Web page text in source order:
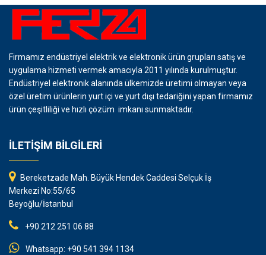
Firmamız endüstriyel elektrik ve elektronik ürün grupları satış ve
uygulama hizmeti vermek amacıyla 2011 yılında kurulmuştur.
Endüstriyel elektronik alanında ülkemizde üretimi olmayan veya
özel üretim ürünlerin yurt içi ve yurt dışı tedariğini yapan firmamız
ürün çeşitliliği ve hızlı çözüm imkanı sunmaktadır.
İLETİŞİM BİLGİLERİ
Bereketzade Mah. Büyük Hendek Caddesi Selçuk İş
Merkezi No:55/65
Beyoğlu/İstanbul
+90 212 251 06 88
Whatsapp: +90 541 394 1134